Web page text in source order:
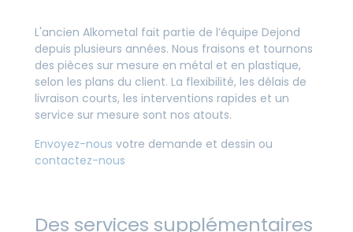
L'ancien Alkometal fait partie de l’équipe Dejond
depuis plusieurs années. Nous fraisons et tournons
des pièces sur mesure en métal et en plastique,
selon les plans du client. La flexibilité, les délais de
livraison courts, les interventions rapides et un
service sur mesure sont nos atouts.
Envoyez-nous votre demande et dessin ou
contactez-nous
Des services supplémentaires